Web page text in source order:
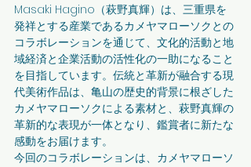
Masaki Hagino（萩野真輝）は、三重県を
発祥とする産業であるカメヤマローソクとの
コラボレーションを通じて、⽂化的活動と地
域経済と企業活動の活性化の⼀助になること
を⽬指しています。伝統と⾰新が融合する現
代美術作品は、⻲⼭の歴史的背景に根ざした
カメヤマローソクによる素材と、萩野真輝の
⾰新的な表現が⼀体となり、鑑賞者に新たな
感動をお届けます。
今回のコラボレーションは、カメヤマローソ